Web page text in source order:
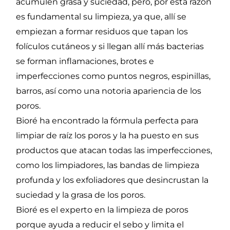
es fundamental su limpieza, ya que, allí se
empiezan a formar residuos que tapan los
folículos cutáneos y si llegan allí más bacterias
se forman inflamaciones, brotes e
imperfecciones como puntos negros, espinillas,
barros, así como una notoria apariencia de los
poros.
Bioré ha encontrado la fórmula perfecta para
limpiar de raíz los poros y la ha puesto en sus
productos que atacan todas las imperfecciones,
como los limpiadores, las bandas de limpieza
profunda y los exfoliadores que desincrustan la
suciedad y la grasa de los poros.
Bioré es el experto en la limpieza de poros
porque ayuda a reducir el sebo y limita el